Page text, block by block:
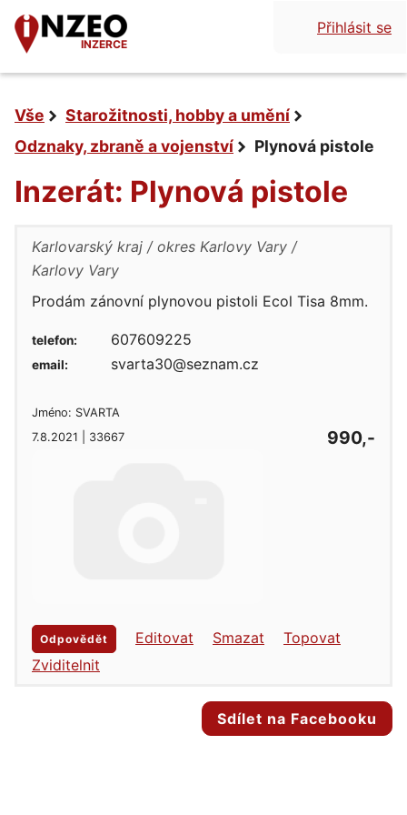
INZERCE
Přihlásit se
Vše
Starožitnosti, hobby a umění
Odznaky, zbraně a vojenství
Plynová pistole
Inzerát: Plynová pistole
Karlovarský kraj
okres Karlovy Vary
Karlovy Vary
Prodám zánovní plynovou pistoli Ecol Tisa 8mm.
Jméno: SVARTA
7.8.2021 | 33667
990,-
telefon: 607609225
email: svarta30@seznam.cz
Odpovědět Editovat Smazat
Topovat
Zviditelnit
Sdílet na Facebooku